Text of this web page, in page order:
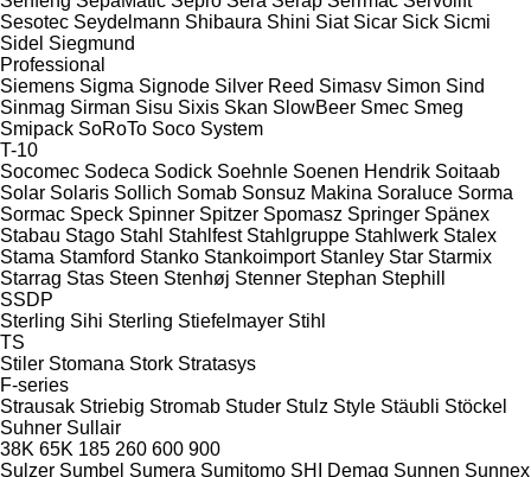
Sesotec Seydelmann Shibaura Shini Siat Sicar Sick Sicmi
Sidel Siegmund
Professional
Siemens Sigma Signode Silver Reed Simasv Simon Sind
Sinmag Sirman Sisu Sixis Skan SlowBeer Smec Smeg
Smipack SoRoTo Soco System
T-10
Socomec Sodeca Sodick Soehnle Soenen Hendrik Soitaab
Solar Solaris Sollich Somab Sonsuz Makina Soraluce Sorma
Sormac Speck Spinner Spitzer Spomasz Springer Spänex
Stabau Stago Stahl Stahlfest Stahlgruppe Stahlwerk Stalex
Stama Stamford Stanko Stankoimport Stanley Star Starmix
Starrag Stas Steen Stenhøj Stenner Stephan Stephill
SSDP
Sterling Sihi Sterling Stiefelmayer Stihl
TS
Stiler Stomana Stork Stratasys
F-series
Strausak Striebig Stromab Studer Stulz Style Stäubli Stöckel
Suhner Sullair
38K 65K 185 260 600 900
Sulzer Sumbel Sumera Sumitomo SHI Demag Sunnen Sunnex